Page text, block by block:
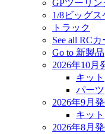
GPツーリン
1/8ビッグ
トラック
See all RCカ
Go to 新製品
2026年10月
キット
パーツ
2026年9月
キット
2026年8月